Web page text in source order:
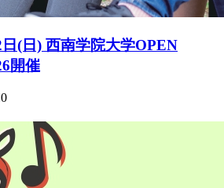
(日) 西南学院大学OPEN
開催